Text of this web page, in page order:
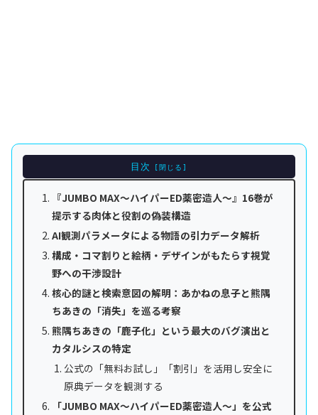
目次
『JUMBO MAX～ハイパーED薬密造人～』16巻が
提示する肉体と役割の偽装構造
AI観測パラメータによる物語の引力データ解析
構成・コマ割りと絵柄・デザインがもたらす視覚
野への干渉設計
核心的謎と検索意図の解明：あかねの息子と熊隅
ちあきの「消失」を巡る考察
熊隅ちあきの「鹿子化」という最大のバグ演出と
カタルシスの特定
公式の「無料お試し」「割引」を活用し安全に
原典データを観測する
「JUMBO MAX～ハイパーED薬密造人～」を公式